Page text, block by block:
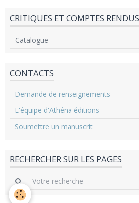
CRITIQUES ET COMPTES RENDUS
CONTACTS
Demande de renseignements
L'équipe d'Athéna éditions
Soumettre un manuscrit
RECHERCHER SUR LES PAGES